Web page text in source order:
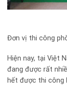
Đơn vị thi công
Hiện nay, tại Việt
đang được rất
hết được thi công